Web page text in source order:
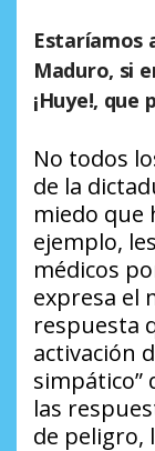
Estaríamos
Maduro, si
¡Huye!, que
No todos
de la
miedo que
ejemplo,
médicos
expresa el
respuesta
activación
simpático”
las
de peligro,